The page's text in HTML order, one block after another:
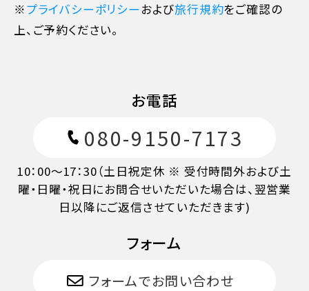
旅行開始後又は無連絡
※プライバシーポリシーおよび旅行規約をご確認の
上、ご予約ください。
お電話
080-9150-7173
10：00～17：30（土日祝定休 ※ 受付時間外および土
曜・日曜・祝日にお問合せいただいた場合は、翌営業
日以降にご返信させていただきます)
フォーム
フォームでお問い合わせ